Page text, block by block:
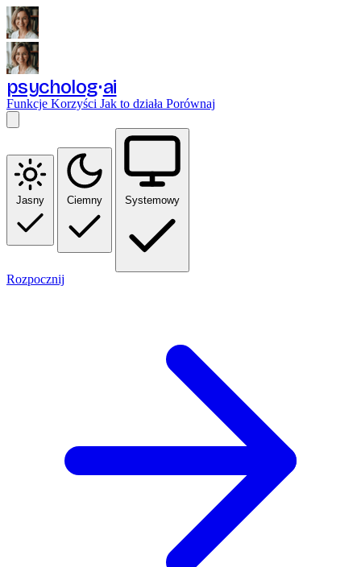
psycholog ai
Funkcje Korzyści Jak to działa Porównaj
Jasny Ciemny Systemowy
Rozpocznij